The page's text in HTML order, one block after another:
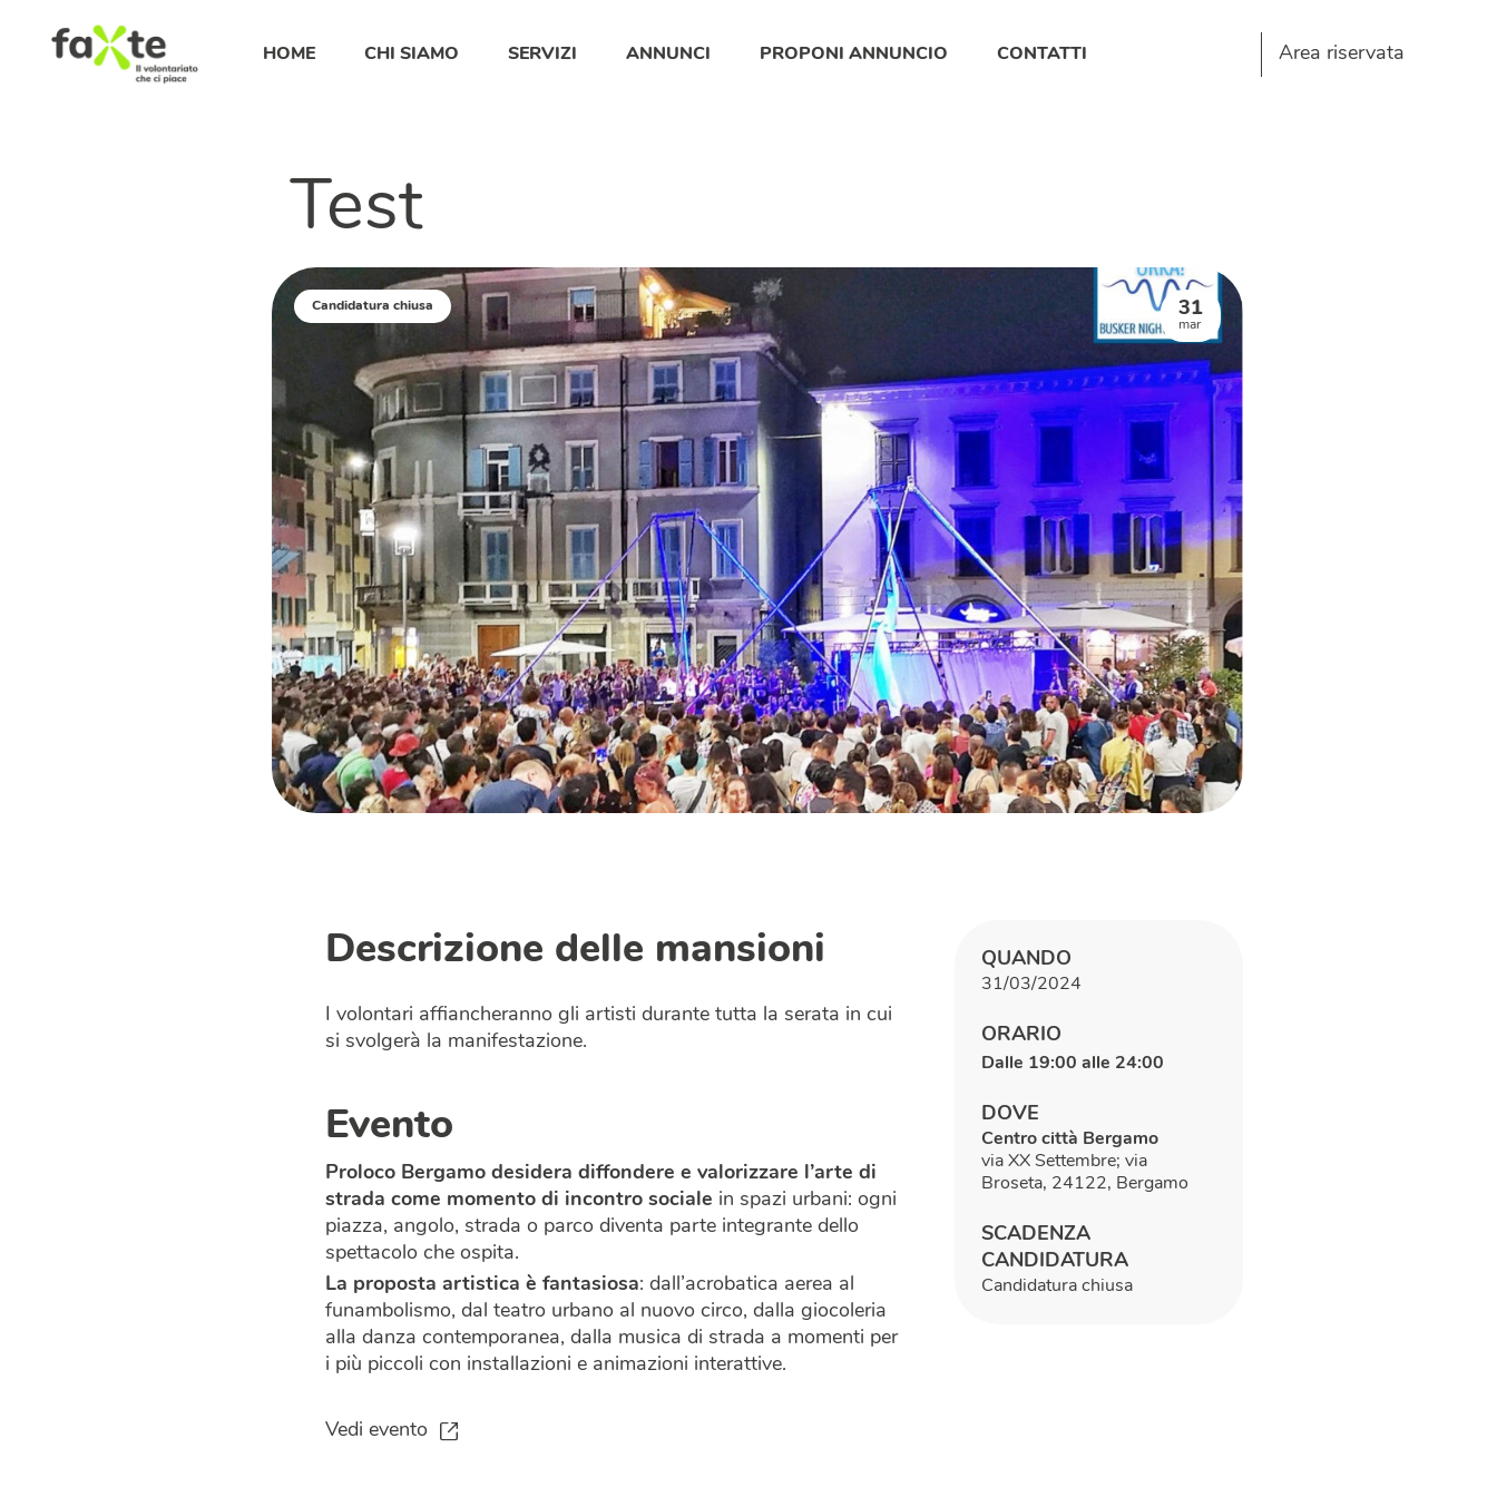
HOME CHI SIAMO SERVIZI ANNUNCI PROPONI ANNUNCIO CONTATTI Area riservata
Test
Candidatura chiusa 31
mar
QUANDO
31/03/2024
ORARIO
Dalle 19:00 alle 24:00
DOVE
Centro città Bergamo
via XX Settembre; via
Broseta, 24122, Bergamo
SCADENZA
CANDIDATURA
Candidatura chiusa
Descrizione delle mansioni
I volontari affiancheranno gli artisti durante tutta la serata in cui
si svolgerà la manifestazione.
Evento
Proloco Bergamo desidera diffondere e valorizzare l’arte di
strada come momento di incontro sociale in spazi urbani: ogni
piazza, angolo, strada o parco diventa parte integrante dello
spettacolo che ospita.
La proposta artistica è fantasiosa: dall’acrobatica aerea al
funambolismo, dal teatro urbano al nuovo circo, dalla giocoleria
alla danza contemporanea, dalla musica di strada a momenti per
i più piccoli con installazioni e animazioni interattive.
Vedi evento